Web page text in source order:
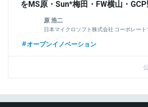
をMS原・Sun*梅田・FW横山・
原 浩二
日本マイクロソフト株式会社 コーポレート
オープンイノベーション